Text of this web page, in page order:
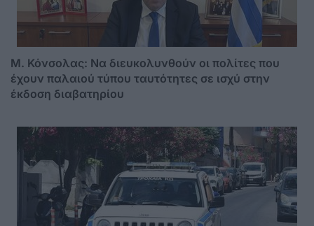
Μ. Κόνσολας: Να διευκολυνθούν οι πολίτες που
έχουν παλαιού τύπου ταυτότητες σε ισχύ στην
έκδοση διαβατηρίου